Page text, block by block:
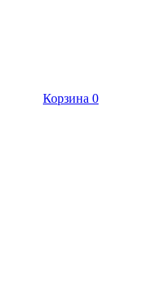
Корзина 0